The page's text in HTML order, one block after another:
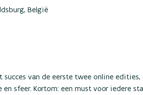
België
succes van de eerste twee online
sfeer. Kortom: een must voor iedere